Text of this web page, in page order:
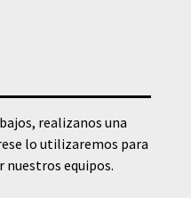
realizanos una
lo utilizaremos para
equipos.